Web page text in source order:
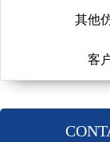
其他
客